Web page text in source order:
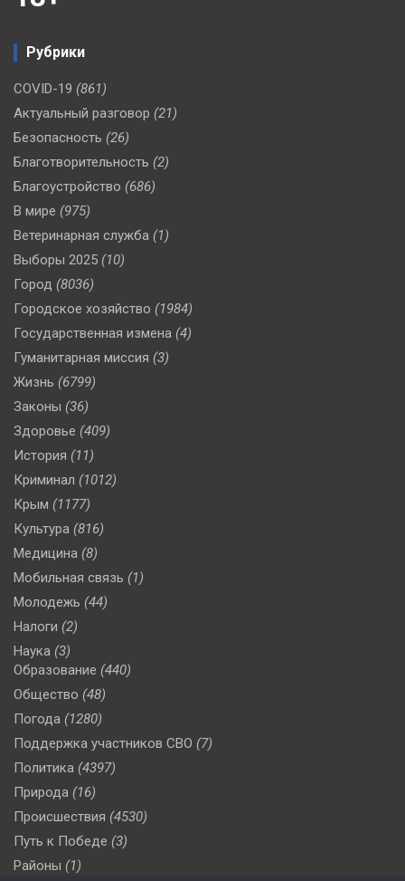
Рубрики
COVID-19 (861)
Актуальный разговор (21)
Безопасность (26)
Благотворительность (2)
Благоустройство (686)
В мире (975)
Ветеринарная служба (1)
Выборы 2025 (10)
Город (8036)
Городское хозяйство (1984)
Государственная измена (4)
Гуманитарная миссия (3)
Жизнь (6799)
Законы (36)
Здоровье (409)
История (11)
Криминал (1012)
Крым (1177)
Культура (816)
Медицина (8)
Мобильная связь (1)
Молодежь (44)
Налоги (2)
Наука (3)
Образование (440)
Общество (48)
Погода (1280)
Поддержка участников СВО (7)
Политика (4397)
Природа (16)
Происшествия (4530)
Путь к Победе (3)
Районы (1)